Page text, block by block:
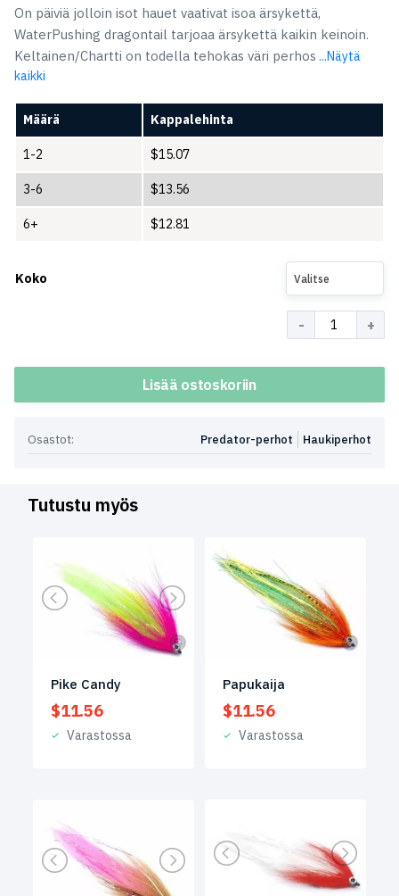
On päiviä jolloin isot hauet vaativat isoa ärsykettä,
WaterPushing dragontail tarjoaa ärsykettä kaikin keinoin.
Keltainen/Chartti on todella tehokas väri perhos ...Näytä
kaikki
Määrä Kappalehinta
1-2 $15.07
3-6 $13.56
6+ $12.81
Koko Valitse
Lisää ostoskoriin
Osastot: Haukiperhot
Predator-perhot
Tutustu myös
Pike Candy
$11.56
Varastossa
Papukaija
$11.56
Varastossa